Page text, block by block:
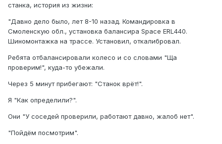
станка, история из жизни:
"Давно дело было, лет 8-10 назад. Командировка в
Смоленскую обл., установка балансира Space ERL440.
Шиномонтажка на трассе. Установил, откалибровал.
Ребята отбалансировали колесо и со словами "Ща
проверим!", куда-то убежали.
Через 5 минут прибегают: "Станок врёт!".
Я "Как определили?".
Они "У соседей проверили, работают давно, жалоб нет".
"Пойдём посмотрим".